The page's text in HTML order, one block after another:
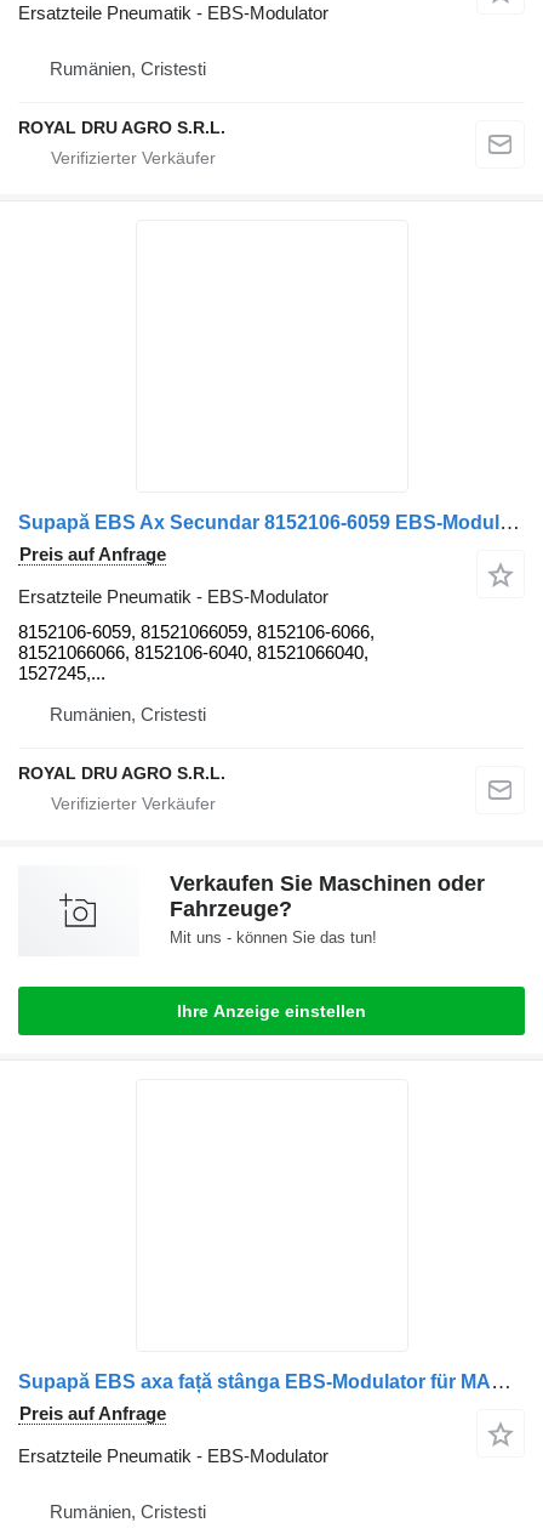
Ersatzteile Pneumatik - EBS-Modulator
Rumänien, Cristesti
ROYAL DRU AGRO S.R.L.
Supapă EBS Ax Secundar 8152106-6059 EBS-Modulator für MAN 13523 3198 LKW
Preis auf Anfrage
Ersatzteile Pneumatik - EBS-Modulator
8152106-6059, 81521066059, 8152106-6066,
81521066066, 8152106-6040, 81521066040,
1527245,...
Rumänien, Cristesti
ROYAL DRU AGRO S.R.L.
Verkaufen Sie Maschinen oder
Fahrzeuge?
Mit uns - können Sie das tun!
Ihre Anzeige einstellen
Supapă EBS axa față stânga EBS-Modulator für MAN 8152106 6047 81521066047 81521066049 8152106 6049 81521069049 8152106 9049 81521066016 8152106 6016 81521066025 8152106 6025 815210 LKW
Preis auf Anfrage
Ersatzteile Pneumatik - EBS-Modulator
Rumänien, Cristesti